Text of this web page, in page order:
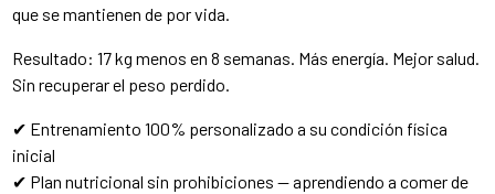
que se mantienen de por vida.
Resultado: 17 kg menos en 8 semanas. Más energía. Mejor salud.
Sin recuperar el peso perdido.
✔ Entrenamiento 100% personalizado a su condición física
inicial
✔ Plan nutricional sin prohibiciones — aprendiendo a comer de